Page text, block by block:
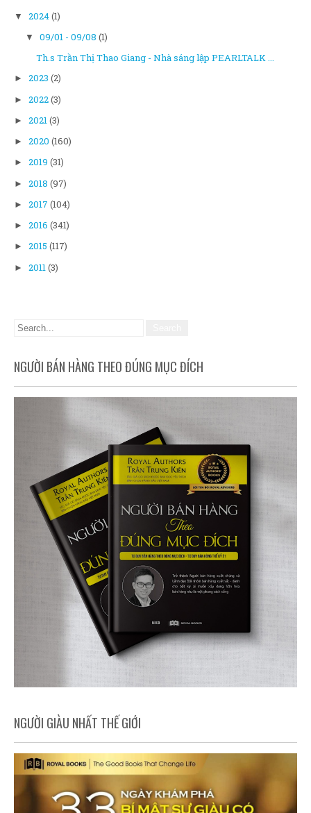
▼ 2024(1)
▼ 09/01 - 09/08 (1)
Th.s Trần Thị Thao Giang - Nhà sáng lập PEARLTALK ...
► 2023 (2)
► 2022(3)
► 2021(3)
► 2020 (160)
► 2019 (31)
► 2018 (97)
► 2017 (104)
► 2016 (341)
► 2015 (117)
► 2011(3)
NGƯỜI BÁN HÀNG THEO ĐÚNG MỤC ĐÍCH
NGƯỜI GIÀU NHẤT THẾ GIỚI